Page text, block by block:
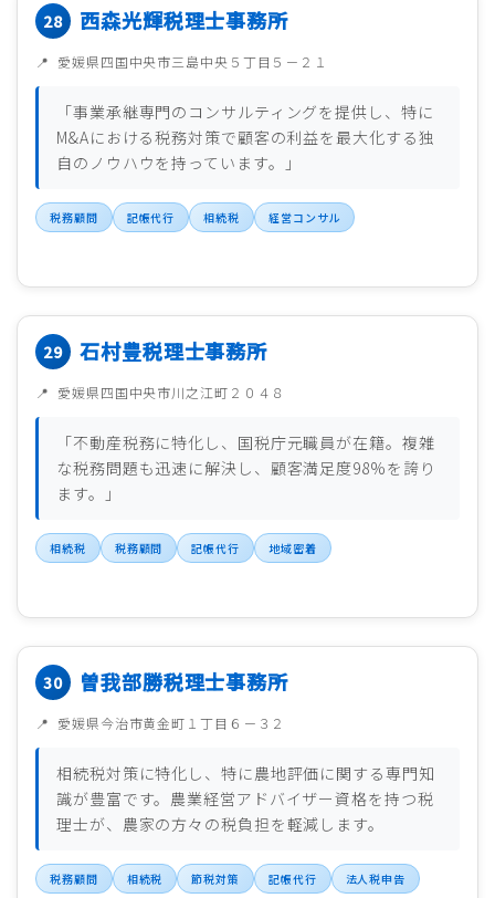
西森光輝税理士事務所
愛媛県四国中央市三島中央５丁目５－２１
「事業承継専門のコンサルティングを提供し、特に
M&Aにおける税務対策で顧客の利益を最大化する独
自のノウハウを持っています。」
税務顧問 記帳代行 相続税 経営コンサル
石村豊税理士事務所
愛媛県四国中央市川之江町２０４８
「不動産税務に特化し、国税庁元職員が在籍。複雑
な税務問題も迅速に解決し、顧客満足度98%を誇り
ます。」
相続税 税務顧問 記帳代行 地域密着
曽我部勝税理士事務所
愛媛県今治市黄金町１丁目６－３２
相続税対策に特化し、特に農地評価に関する専門知
識が豊富です。農業経営アドバイザー資格を持つ税
理士が、農家の方々の税負担を軽減します。
税務顧問 相続税 節税対策 記帳代行 法人税申告